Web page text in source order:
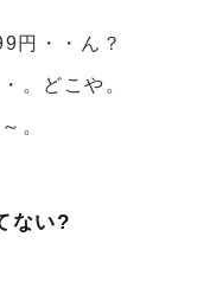
円・・ん？
。どこや。
。
ない?